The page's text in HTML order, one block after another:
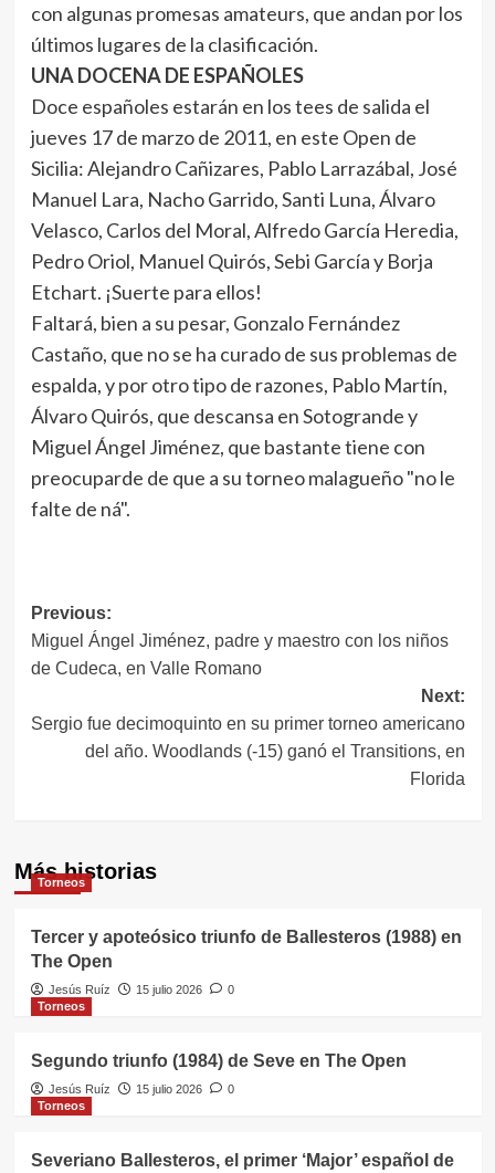
con algunas promesas amateurs, que andan por los
últimos lugares de la clasificación.
UNA DOCENA DE ESPAÑOLES
Doce españoles estarán en los tees de salida el
jueves 17 de marzo de 2011, en este Open de
Sicilia: Alejandro Cañizares, Pablo Larrazábal, José
Manuel Lara, Nacho Garrido, Santi Luna, Álvaro
Velasco, Carlos del Moral, Alfredo García Heredia,
Pedro Oriol, Manuel Quirós, Sebi García y Borja
Etchart. ¡Suerte para ellos!
Faltará, bien a su pesar, Gonzalo Fernández
Castaño, que no se ha curado de sus problemas de
espalda, y por otro tipo de razones, Pablo Martín,
Álvaro Quirós, que descansa en Sotogrande y
Miguel Ángel Jiménez, que bastante tiene con
preocuparde de que a su torneo malagueño "no le
falte de ná".
Navegación
de
entradas
Previous:
Miguel Ángel Jiménez, padre y maestro con los niños
de Cudeca, en Valle Romano
Next:
Sergio fue decimoquinto en su primer torneo americano
del año. Woodlands (-15) ganó el Transitions, en
Florida
Más historias
Torneos
Tercer y apoteósico triunfo de Ballesteros (1988) en
The Open
Jesús Ruíz 15 julio 2026
0
Torneos
Segundo triunfo (1984) de Seve en The Open
Jesús Ruíz 15 julio 2026
0
Torneos
Severiano Ballesteros, el primer ‘Major’ español de